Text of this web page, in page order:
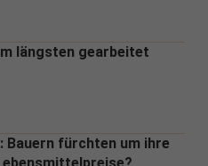
längsten gearbeitet
Bauern fürchten um ihre